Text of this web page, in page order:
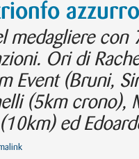
medagliere con
Ori di
Event (Bruni,
(5km crono),
ed